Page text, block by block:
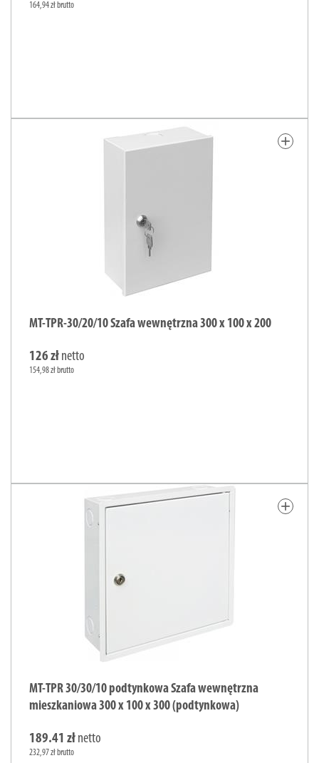
164,94 zł brutto
add
MT-TPR-30/20/10 Szafa wewnętrzna 300 x 100 x 200
126 zł netto
154,98 zł brutto
add
MT-TPR 30/30/10 podtynkowa Szafa wewnętrzna
mieszkaniowa 300 x 100 x 300 (podtynkowa)
189.41 zł netto
232,97 zł brutto